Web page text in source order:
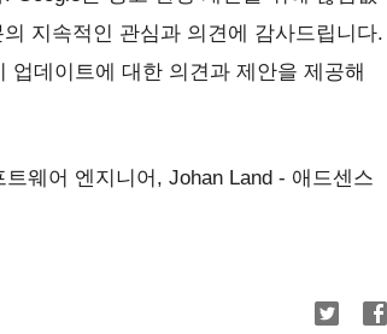
지속적인 관심과 의견에 감사드립니다.
업데이트에 대한 의견과 제안을 제공해
웨어 엔지니어, Johan Land - 애드센스